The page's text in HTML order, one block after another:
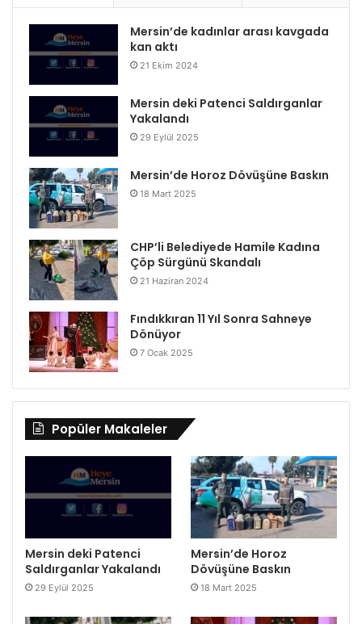
Mersin’de kadınlar arası kavgada
kan aktı
21 Ekim 2024
Mersin deki Patenci Saldırganlar
Yakalandı
29 Eylül 2025
Mersin’de Horoz Dövüşüne Baskın
18 Mart 2025
CHP’li Belediyede Hamile Kadına
Çöp Sürgünü Skandalı
21 Haziran 2024
Fındıkkıran 11 Yıl Sonra Sahneye
Dönüyor
7 Ocak 2025
Popüler Makaleler
Mersin deki Patenci
Saldırganlar Yakalandı
29 Eylül 2025
Mersin’de Horoz
Dövüşüne Baskın
18 Mart 2025